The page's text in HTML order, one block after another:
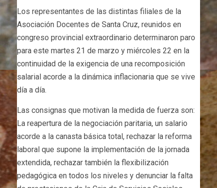
Los representantes de las distintas filiales de la
Asociación Docentes de Santa Cruz, reunidos en
congreso provincial extraordinario determinaron paro
para este martes 21 de marzo y miércoles 22 en la
continuidad de la exigencia de una recomposición
salarial acorde a la dinámica inflacionaria que se vive
día a día.
Las consignas que motivan la medida de fuerza son:
La reapertura de la negociación paritaria, un salario
acorde a la canasta básica total, rechazar la reforma
laboral que supone la implementación de la jornada
extendida, rechazar también la flexibilización
pedagógica en todos los niveles y denunciar la falta